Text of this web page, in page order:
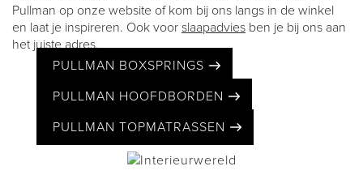
Pullman op onze website of kom bij ons langs in de winkel
en laat je inspireren. Ook voorslaapadvies ben je bij ons aan
het juiste adres.
PULLMAN BOXSPRINGS
PULLMAN HOOFDBORDEN
PULLMAN TOPMATRASSEN